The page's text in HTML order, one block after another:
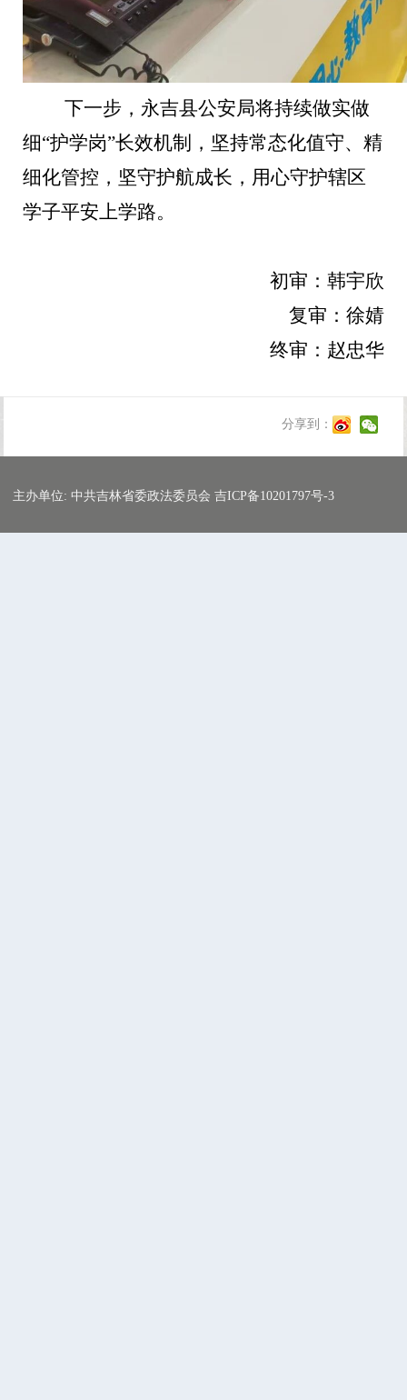
下一步，永吉县公安局将持续做实做
细“护学岗”长效机制，坚持常态化值守、精
细化管控，坚守护航成长，用心守护辖区
学子平安上学路。
初审：韩宇欣
复审：徐婧
终审：赵忠华
分享到：
主办单位: 中共吉林省委政法委员会 吉ICP备10201797号-3